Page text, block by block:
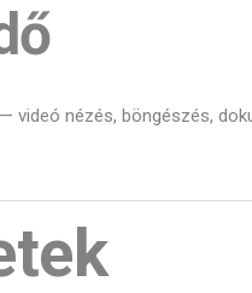
nézés, böngészés,